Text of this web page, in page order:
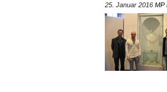
25. Januar 2016 MP